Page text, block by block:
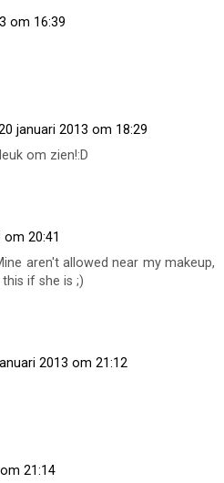
om 16:39
januari 2013 om 18:29
om zien!:D
20:41
aren't allowed near my makeup,
if she is ;)
2013 om 21:12
21:14